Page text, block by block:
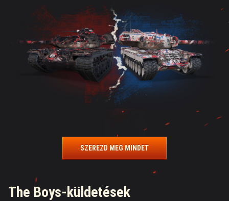
SZEREZD MEG MINDET
The Boys-küldetések